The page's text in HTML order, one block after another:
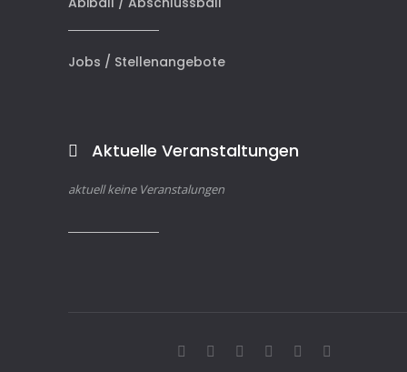
Jobs / Stellenangebote
Aktuelle Veranstaltungen
aktuell keine Veranstalungen